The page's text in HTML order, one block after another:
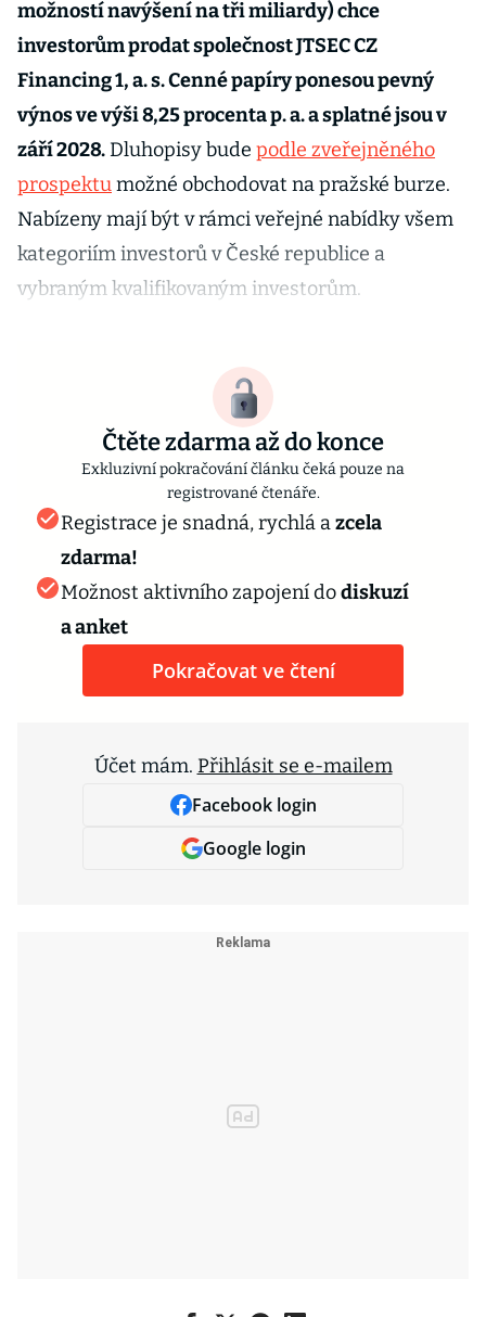
možností navýšení na tři miliardy) chce
investorům prodat společnost JTSEC CZ
Financing 1, a. s. Cenné papíry ponesou pevný
výnos ve výši 8,25 procenta p. a. a splatné jsou v
září 2028.Dluhopisy bude podle zveřejněného
prospektumožné obchodovat na pražské burze.
Nabízeny mají být v rámci veřejné nabídky všem
kategoriím investorů v České republice a
vybraným kvalifikovaným investorům.
Čtěte zdarma až do konce
Exkluzivní pokračování článku čeká pouze na
registrované čtenáře.
Registrace je snadná, rychlá azcela
zdarma!
Možnost aktivního zapojení dodiskuzí
a anket
Pokračovat ve čtení
Účet mám. Přihlásit se e-mailem
Facebook login
Google login